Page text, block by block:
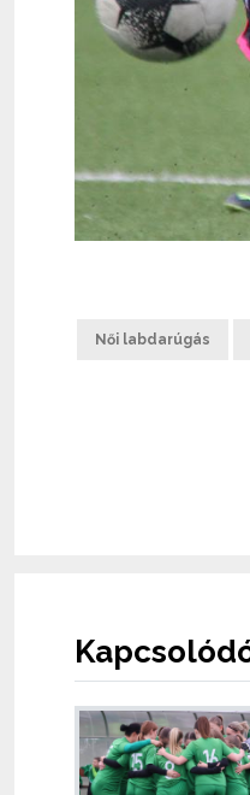
Női labdarúgás